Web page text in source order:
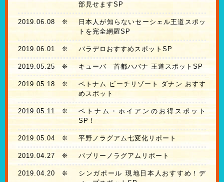
部見せますSP
2019.06.08 ❊
日本人が知らないセーシェル王道スポッ
トを完全網羅SP
2019.06.01 ❊ バラデロおすすめスポットSP
2019.05.25 ❊ キューバ 首都ハバナ 王道スポットSP
2019.05.18 ❊
ベトナム ビーチリゾート ダナン おすす
めスポット
2019.05.11 ❊
ベトナム・ホイアンのお得スポット
SP！
2019.05.04 ❊ 平野ノラグアム七変化リポート
2019.04.27 ❊ バブリーノラグアムリポート
2019.04.20 ❊
シンガポール 現地日本人おすすめ！デ